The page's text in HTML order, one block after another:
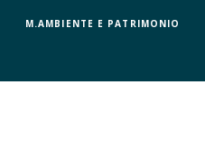
M.AMBIENTE E PATRIMONIO